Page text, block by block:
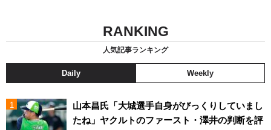
RANKING
人気記事ランキング
Daily Weekly
山本昌氏「大城選手自身がびっくりしていまし
たね」ヤクルトのファースト・澤井の判断を評